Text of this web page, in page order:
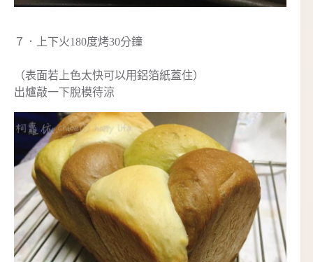
７．上下火180度烤30分鐘
（表面若上色太快可以用鋁箔紙蓋住）
出爐敲一下脫模待涼